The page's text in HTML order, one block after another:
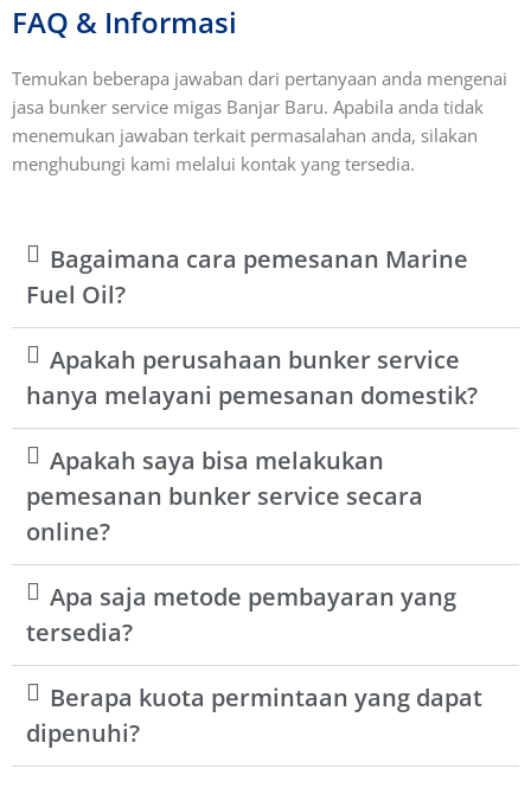
FAQ & Informasi
Temukan beberapa jawaban dari pertanyaan anda mengenai
jasa bunker service migas Banjar Baru. Apabila anda tidak
menemukan jawaban terkait permasalahan anda, silakan
menghubungi kami melalui kontak yang tersedia.
Bagaimana cara pemesanan Marine
Fuel Oil?
Apakah perusahaan bunker service
hanya melayani pemesanan domestik?
Apakah saya bisa melakukan
pemesanan bunker service secara
online?
Apa saja metode pembayaran yang
tersedia?
Berapa kuota permintaan yang dapat
dipenuhi?